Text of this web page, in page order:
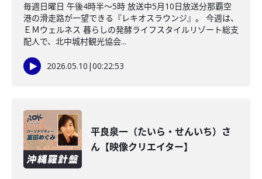
毎週日曜日 午後4時半～5時 放送中5月10日放送分那覇空
港の滑走路が一望できる『レキオスラウンジ』。 今週は、
ＥＭウェルネス 暮らしの発酵ライフスタイルリゾート総支
配人で、北中城村観光協会...
2026.05.10 |00:22:53
平良泉一（たいら・せんいち）さ
ん【映像クリエイター】